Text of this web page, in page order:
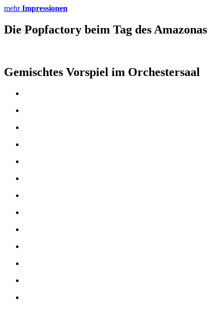
mehrImpressionen
Die Popfactory beim Tag des Amazonas
Gemischtes Vorspiel im Orchestersaal